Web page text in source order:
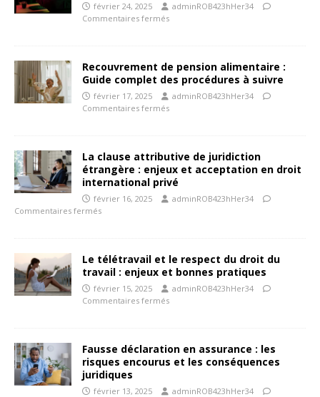
février 24, 2025
adminROB423hHer34
Commentaires fermés
Recouvrement de pension alimentaire :
Guide complet des procédures à suivre
février 17, 2025
adminROB423hHer34
Commentaires fermés
La clause attributive de juridiction
étrangère : enjeux et acceptation en droit
international privé
février 16, 2025
adminROB423hHer34
Commentaires fermés
Le télétravail et le respect du droit du
travail : enjeux et bonnes pratiques
février 15, 2025
adminROB423hHer34
Commentaires fermés
Fausse déclaration en assurance : les
risques encourus et les conséquences
juridiques
février 13, 2025
adminROB423hHer34